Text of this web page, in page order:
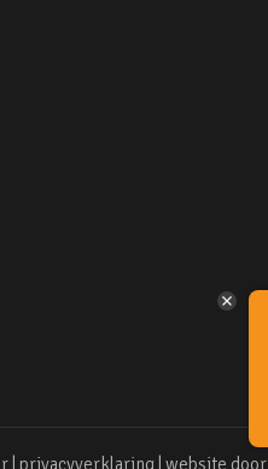
| privacyverklaring| website door